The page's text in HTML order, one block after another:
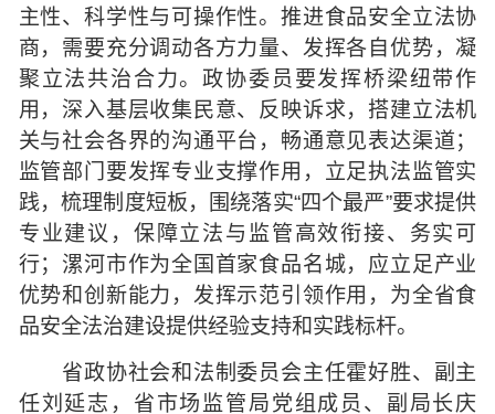
主性、科学性与可操作性。推进食品安全立法协
商，需要充分调动各方力量、发挥各自优势，凝
聚立法共治合力。政协委员要发挥桥梁纽带作
用，深入基层收集民意、反映诉求，搭建立法机
关与社会各界的沟通平台，畅通意见表达渠道；
监管部门要发挥专业支撑作用，立足执法监管实
践，梳理制度短板，围绕落实“四个最严”要求提供
专业建议，保障立法与监管高效衔接、务实可
行；漯河市作为全国首家食品名城，应立足产业
优势和创新能力，发挥示范引领作用，为全省食
品安全法治建设提供经验支持和实践标杆。
省政协社会和法制委员会主任霍好胜、副主
任刘延志，省市场监管局党组成员、副局长庆